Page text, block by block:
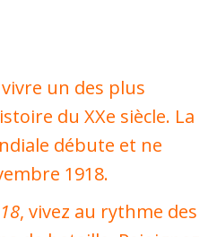
vivre un des plus
du XXe siècle. La
débute et ne
1918.
, vivez au rythme des